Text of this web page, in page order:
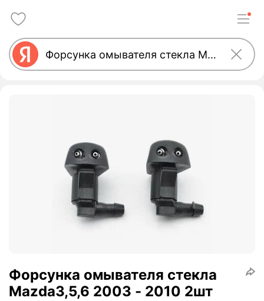
Форсунка омывателя стекла
Mazda3,5,6 2003 - 2010 2шт